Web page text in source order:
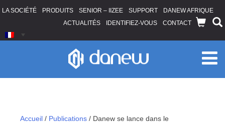
LA SOCIÉTÉ PRODUITS SENIOR – IIZEE SUPPORT
DANEW AFRIQUE
ACTUALITÉS
IDENTIFIEZ-VOUS CONTACT
Accueil / Publications / Danew se lance dans le